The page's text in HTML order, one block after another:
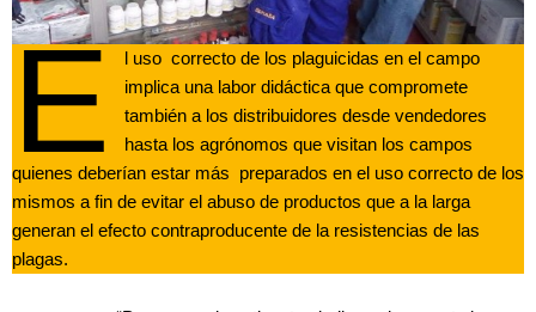
E
l uso correcto de los plaguicidas en el campo
implica una labor didáctica que compromete
también a los distribuidores desde vendedores
hasta los agrónomos que visitan los campos
quienes deberían estar más preparados en el uso correcto de los
mismos a fin de evitar el abuso de productos que a la larga
generan el efecto contraproducente de la resistencias de las
plagas.